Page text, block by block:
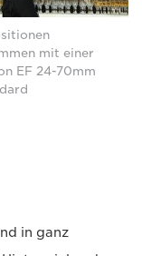
mit einer
EF 24-70mm
in ganz